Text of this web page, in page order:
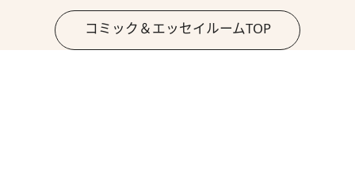
コミック＆エッセイルームTOP